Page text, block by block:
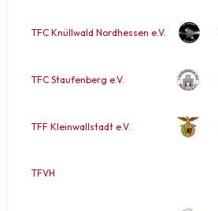
TFC Knüllwald Nordhessen e.V.
TFC Staufenberg e.V.
TFF Kleinwallstadt e.V.
TFVH